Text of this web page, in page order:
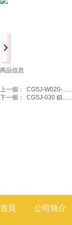
商品信息
上一個：
CGSJ-W020-......
下一個：
CGSJ-030 鎖......
首頁 公司簡介